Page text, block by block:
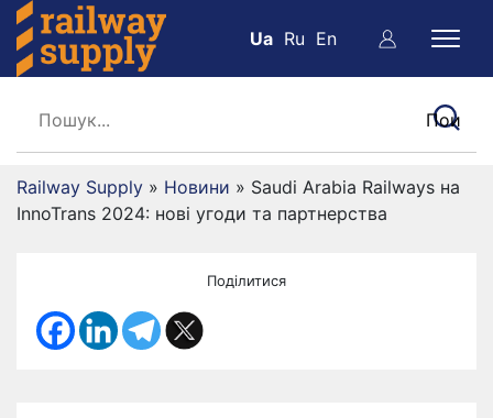
Ua Ru En
Railway Supply » Новини » Saudi Arabia Railways на
InnoTrans 2024: нові угоди та партнерства
Поділитися